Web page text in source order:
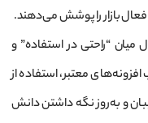
بازار را پوشش می‌دهند.
میان “راحتی در استفاده” و
معتبر، استفاده از
و به‌روز نگه داشتن دانش